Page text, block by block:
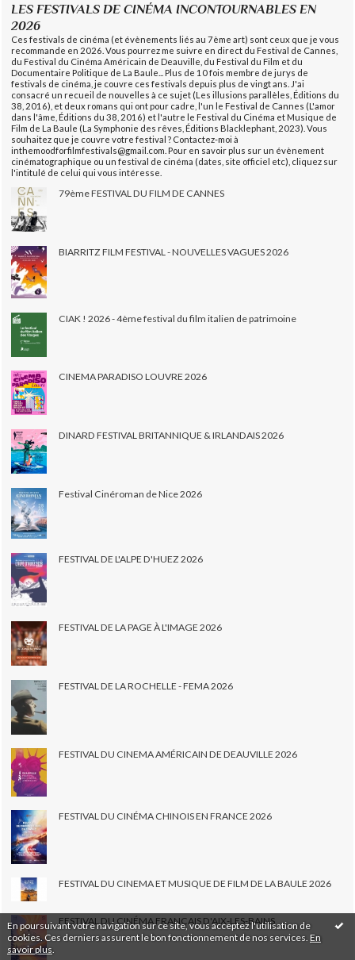
En poursuivant votre navigation sur ce site, vous acceptez l'utilisation de
cookies. Ces derniers assurent le bon fonctionnement de nos services. En
savoir plus
LES FESTIVALS DE CINÉMA INCONTOURNABLES EN
2026
Ces festivals de cinéma (et évènements liés au 7ème art) sont ceux que je vous
recommande en 2026. Vous pourrez me suivre en direct du Festival de Cannes,
du Festival du Cinéma Américain de Deauville, du Festival du Film et du
Documentaire Politique de La Baule... Plus de 10 fois membre de jurys de
festivals de cinéma, je couvre ces festivals depuis plus de vingt ans. J'ai
consacré un recueil de nouvelles à ce sujet (Les illusions parallèles, Éditions du
38, 2016), et deux romans qui ont pour cadre, l'un le Festival de Cannes (L'amor
dans l'âme, Éditions du 38, 2016) et l'autre le Festival du Cinéma et Musique de
Film de La Baule (La Symphonie des rêves, Éditions Blacklephant, 2023). Vous
souhaitez que je couvre votre festival ? Contactez-moi à
inthemoodforfilmfestivals@gmail.com. Pour en savoir plus sur un évènement
cinématographique ou un festival de cinéma (dates, site officiel etc), cliquez sur
l'intitulé de celui qui vous intéresse.
79ème FESTIVAL DU FILM DE CANNES
BIARRITZ FILM FESTIVAL - NOUVELLES VAGUES 2026
CIAK ! 2026 - 4ème festival du film italien de patrimoine
CINEMA PARADISO LOUVRE 2026
DINARD FESTIVAL BRITANNIQUE & IRLANDAIS 2026
Festival Cinéroman de Nice 2026
FESTIVAL DE L'ALPE D'HUEZ 2026
FESTIVAL DE LA PAGE À L'IMAGE 2026
FESTIVAL DE LA ROCHELLE - FEMA 2026
FESTIVAL DU CINEMA AMÉRICAIN DE DEAUVILLE 2026
FESTIVAL DU CINÉMA CHINOIS EN FRANCE 2026
FESTIVAL DU CINEMA ET MUSIQUE DE FILM DE LA BAULE 2026
FESTIVAL DU CINÉMA FRANÇAIS D'AIX-LES-BAINS